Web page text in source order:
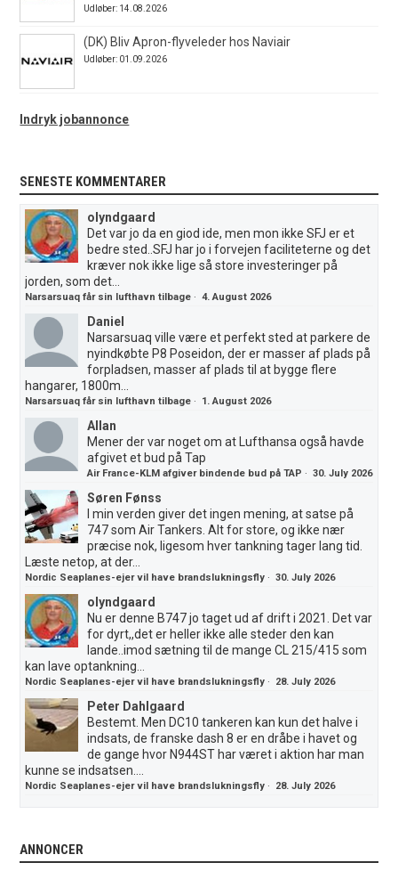
Udløber: 14.08.2026
(DK) Bliv Apron-flyveleder hos Naviair
Udløber: 01.09.2026
Indryk jobannonce
SENESTE KOMMENTARER
olyndgaard
Det var jo da en giod ide, men mon ikke SFJ er et
bedre sted..SFJ har jo i forvejen faciliteterne og det
kræver nok ikke lige så store investeringer på
jorden, som det...
Narsarsuaq får sin lufthavn tilbage ·4. August 2026
Daniel
Narsarsuaq ville være et perfekt sted at parkere de
nyindkøbte P8 Poseidon, der er masser af plads på
forpladsen, masser af plads til at bygge flere
hangarer, 1800m...
Narsarsuaq får sin lufthavn tilbage · 1. August 2026
Allan
Mener der var noget om at Lufthansa også havde
afgivet et bud på Tap
Air France-KLM afgiver bindende bud på TAP ·30. July 2026
Søren Fønss
I min verden giver det ingen mening, at satse på
747 som Air Tankers. Alt for store, og ikke nær
præcise nok, ligesom hver tankning tager lang tid.
Læste netop, at der...
Nordic Seaplanes-ejer vil have brandslukningsfly ·30. July 2026
olyndgaard
Nu er denne B747 jo taget ud af drift i 2021. Det var
for dyrt,,det er heller ikke alle steder den kan
lande..imod sætning til de mange CL 215/415 som
kan lave optankning...
Nordic Seaplanes-ejer vil have brandslukningsfly · 28. July 2026
Peter Dahlgaard
Bestemt. Men DC10 tankeren kan kun det halve i
indsats, de franske dash 8 er en dråbe i havet og
de gange hvor N944ST har været i aktion har man
kunne se indsatsen....
Nordic Seaplanes-ejer vil have brandslukningsfly · 28. July 2026
ANNONCER